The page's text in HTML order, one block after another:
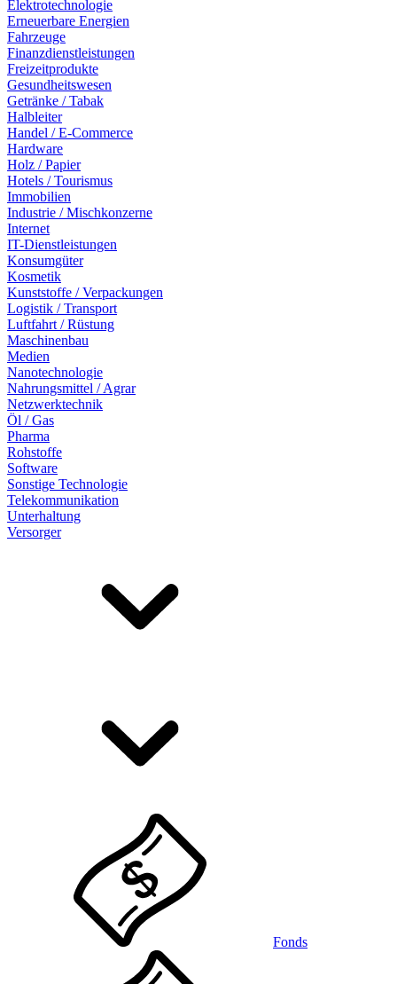
Elektrotechnologie
Erneuerbare Energien
Fahrzeuge
Finanzdienstleistungen
Freizeitprodukte
Gesundheitswesen
Getränke / Tabak
Halbleiter
Handel / E-Commerce
Hardware
Holz / Papier
Hotels / Tourismus
Immobilien
Industrie / Mischkonzerne
Internet
IT-Dienstleistungen
Konsumgüter
Kosmetik
Kunststoffe / Verpackungen
Logistik / Transport
Luftfahrt / Rüstung
Maschinenbau
Medien
Nanotechnologie
Nahrungsmittel / Agrar
Netzwerktechnik
Öl / Gas
Pharma
Rohstoffe
Software
Sonstige Technologie
Telekommunikation
Unterhaltung
Versorger
Fonds